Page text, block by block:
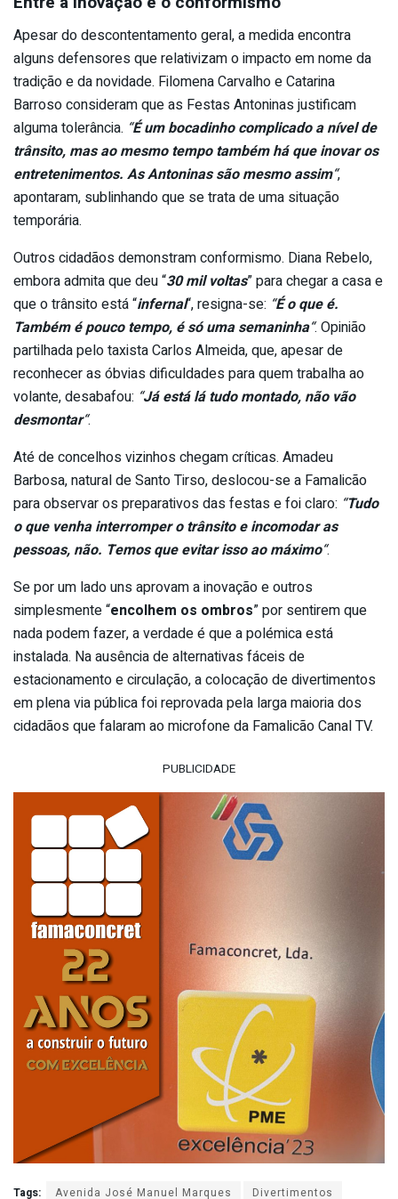
Apesar do descontentamento geral, a medida encontra
alguns defensores que relativizam o impacto em nome da
tradição e da novidade. Filomena Carvalho e Catarina
Barroso consideram que as Festas Antoninas justificam
alguma tolerância. “É um bocadinho complicado a nível de
trânsito, mas ao mesmo tempo também há que inovar os
entretenimentos. As Antoninas são mesmo assim“,
apontaram, sublinhando que se trata de uma situação
temporária.
Outros cidadãos demonstram conformismo. Diana Rebelo,
embora admita que deu “30 mil voltas” para chegar a casa e
que o trânsito está “infernal“, resigna-se: “É o que é.
Também é pouco tempo, é só uma semaninha“. Opinião
partilhada pelo taxista Carlos Almeida, que, apesar de
reconhecer as óbvias dificuldades para quem trabalha ao
volante, desabafou: “Já está lá tudo montado, não vão
desmontar“.
Até de concelhos vizinhos chegam críticas. Amadeu
Barbosa, natural de Santo Tirso, deslocou-se a Famalicão
para observar os preparativos das festas e foi claro: “Tudo
o que venha interromper o trânsito e incomodar as
pessoas, não. Temos que evitar isso ao máximo“.
Se por um lado uns aprovam a inovação e outros
simplesmente “encolhem os ombros” por sentirem que
nada podem fazer, a verdade é que a polémica está
instalada. Na ausência de alternativas fáceis de
estacionamento e circulação, a colocação de divertimentos
em plena via pública foi reprovada pela larga maioria dos
cidadãos que falaram ao microfone da Famalicão Canal TV.
PUBLICIDADE
Tags: Avenida José Manuel Marques Divertimentos